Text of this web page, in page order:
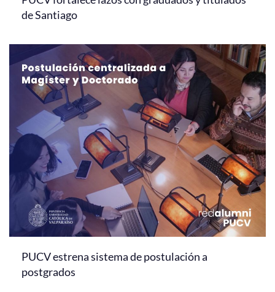
de Santiago
PUCV estrena sistema de postulación a
postgrados